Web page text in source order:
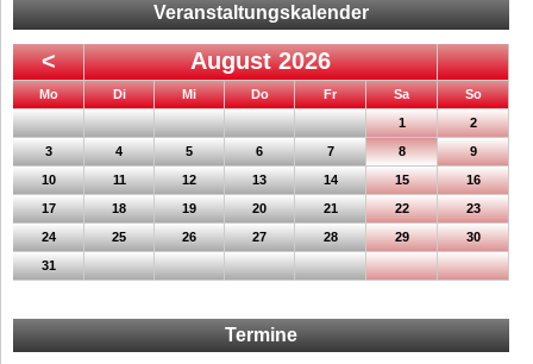
Veranstaltungskalender
< August 2026
Montag Dienstag Mittwoch DonnerstagFreitag Samstag Sonntag
1
2
3
4 5 6 7 8
9
10
11 12 13 14 15
16
17
18 19 20 21 22
23
24
25 26 27 28 29
30
31
Termine